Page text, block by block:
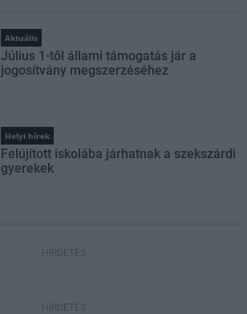
Aktuális
Július 1-től állami támogatás jár a
jogosítvány megszerzéséhez
Helyi hírek
Felújított iskolába járhatnak a szekszárdi
gyerekek
HIRDETÉS
HIRDETÉS